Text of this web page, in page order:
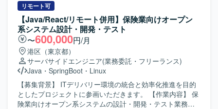
環境への移行経験も積むことができます。 【開発環境】
JavaおよびSpringBootを中心としたWebアプリケーション
開発環境となっております。クラウド技術としてAWSを利
用する可能性があり、要件定義や基本設計など上流工程に
も関わる機会がございます。
リースまでの一連の開発業務を担当していただきます。ス
クラムチームの開発メンバーとしてスプリントバックログ
に積まれたPBIを着実に推進し、フロントエンド・バックエ
ンドを問わず開発作業を行っていただきます。また、チー
ムメンバーやステークホルダーと連携しながら課題の整理
や解決に取り組んでいただきます。 【求める人物像】 積極
的にキャッチアップし自走できる方、課題に真摯に向き合
いアウトプットを通じて他メンバーと知見共有ができる方
を求めています。アーキテクチャやドメインを理解したう
えで設計から開発までを独力で遂行でき、顧客への価値貢
献に強い関心を持って取り組める方を歓迎いたします。開
リモート可
【Java/React/リモート併用】保険業向けオープン
系システム設計・開発・テスト
〜600,000円/月
港区（東京都）
サーバサイドエンジニア(業務委託・フリーランス)
Java ・ SpringBoot ・ Linux
【募集背景】 ITデリバリー環境の統合と効率化推進を目的
としたプロジェクトに参画いただきます。 【作業内容】 保
険業向けオープン系システムの設計・開発・テスト業務を